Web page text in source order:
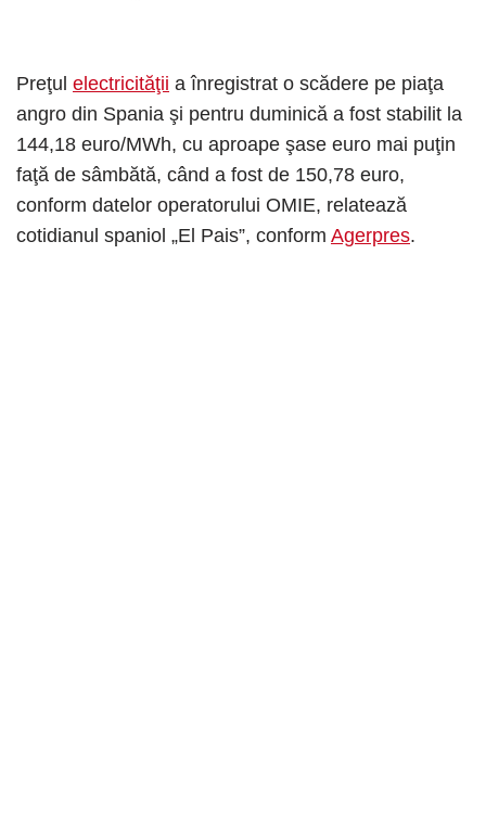
Preţul electricităţii a înregistrat o scădere pe piaţa
angro din Spania şi pentru duminică a fost stabilit la
144,18 euro/MWh, cu aproape şase euro mai puţin
faţă de sâmbătă, când a fost de 150,78 euro,
conform datelor operatorului OMIE, relatează
cotidianul spaniol „El Pais”, conform Agerpres.